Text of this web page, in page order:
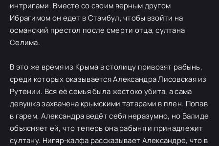
интригами. Вместе со своим верным другом
Ибрагимом он едет в Стамбул, чтобы взойти на
османский престол после смерти отца, султана
Селима.
В это же время из Крыма в столицу привозят рабынь,
среди которых оказывается Александра Лисовская из
Рутении. Вся её семья была жестоко убита, а сама
девушка захвачена крымскими татарами в плен. Попав
в гарем, Александра ведёт себя неразумно, но Валиде
объясняет ей, что теперь она рабыня и принадлежит
султану. Нигяр-калфа рассказывает Александре, что в